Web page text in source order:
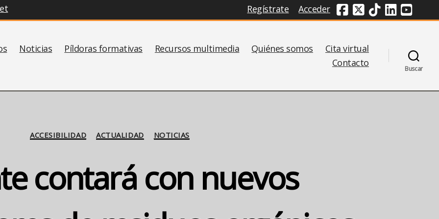
Regístrate Acceder Redes Sociales
Noticias Píldoras formativas Recursos multimedia Quiénes somos
Cita virtual
Contacto
Buscar
Categorías
ACCESIBILIDAD ACTUALIDAD NOTICIAS
contará con nuevos